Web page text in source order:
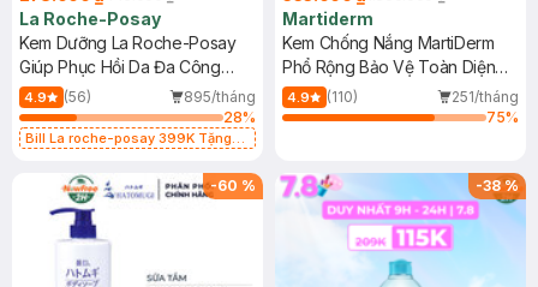
La Roche-Posay
Kem Dưỡng La Roche-Posay
Giúp Phục Hồi Da Đa Công
Dụng 40ml
4.9 (56)
895/tháng
28%
Bill La roche-posay 399K Tặng
(SL có hạn)
Martiderm
Kem Chống Nắng MartiDerm
Phổ Rộng Bảo Vệ Toàn Diện
40ml
4.9 (110)
251/tháng
75%
-60 % -38%